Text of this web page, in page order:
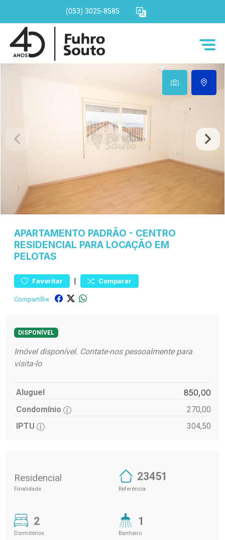
(053) 3025-8585
APARTAMENTO PADRÃO - CENTRO
RESIDENCIAL PARA LOCAÇÃO EM
PELOTAS
Favoritar | Comparar
Compartilhe:
DISPONÍVEL
Imóvel disponível. Contate-nos pessoalmente para
visita-lo
Aluguel 850,00
Condomínio
270,00
IPTU
304,50
Residencial
Finalidade
23451
Referência
2
Dormitórios
1
Banheiro